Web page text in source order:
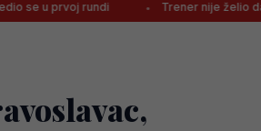
Trener nije želio dati ni minute